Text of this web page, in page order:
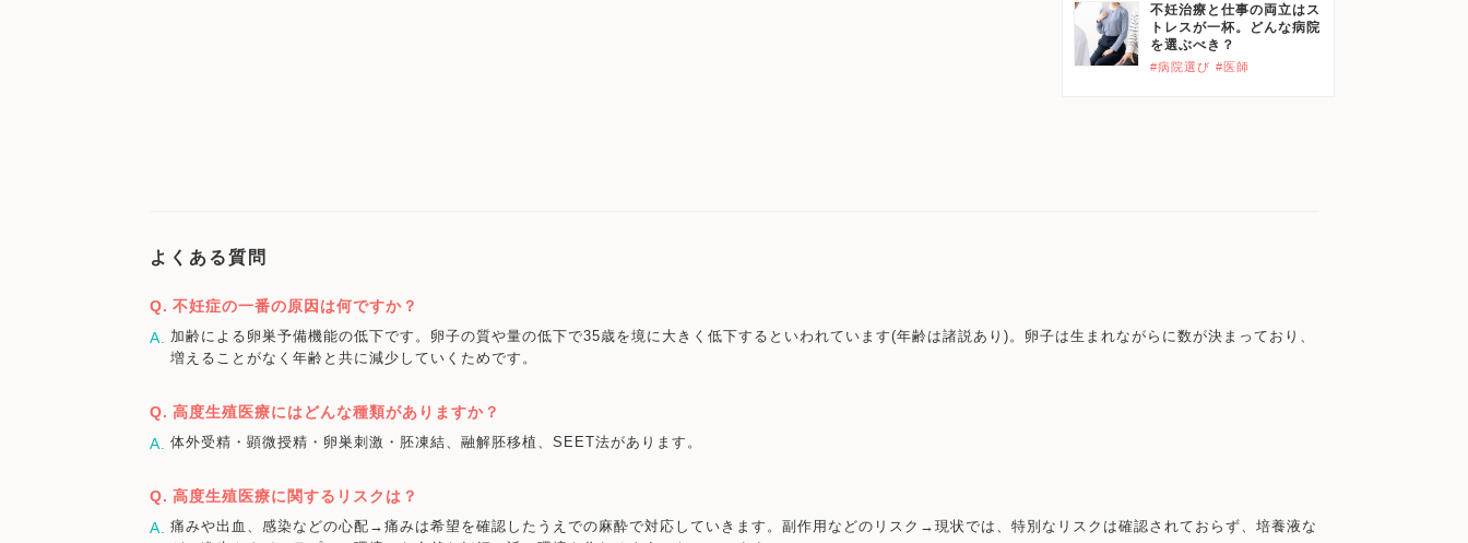
不妊治療と仕事の両立はス
トレスが一杯。どんな病院
を選ぶべき？
#病院選び #医師
よくある質問
不妊症の一番の原因は何ですか？
加齢による卵巣予備機能の低下です。卵子の質や量の低下で35歳を境に大きく低下するといわれています(年齢は諸説あり)。卵子は生まれながらに数が決まっており、
増えることがなく年齢と共に減少していくためです。
高度生殖医療にはどんな種類がありますか？
体外受精・顕微授精・卵巣刺激・胚凍結、融解胚移植、SEET法があります。
高度生殖医療に関するリスクは？
痛みや出血、感染などの心配→痛みは希望を確認したうえでの麻酔で対応していきます。副作用などのリスク→現状では、特別なリスクは確認されておらず、培養液な